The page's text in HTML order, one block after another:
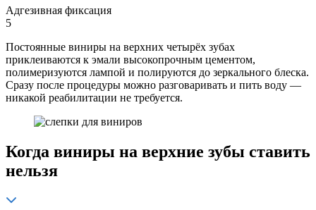
Адгезивная фиксация
5
Постоянные виниры на верхних четырёх зубах
приклеиваются к эмали высокопрочным цементом,
полимеризуются лампой и полируются до зеркального блеска.
Сразу после процедуры можно разговаривать и пить воду —
никакой реабилитации не требуется.
Когда виниры на верхние зубы ставить
нельзя